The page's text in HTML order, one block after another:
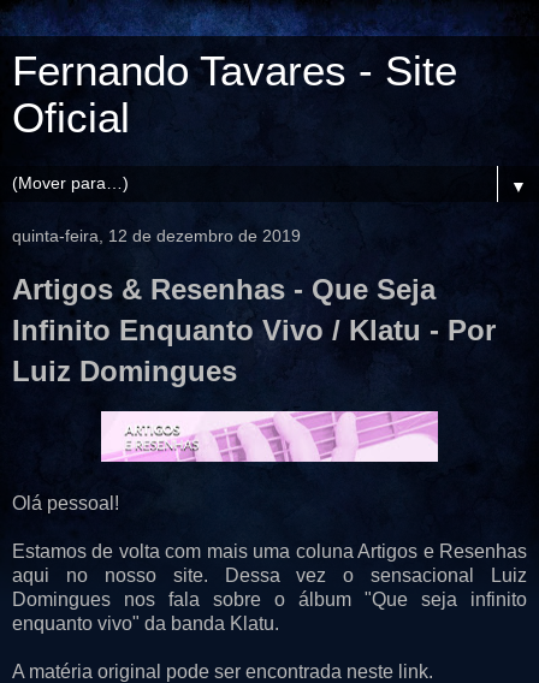
Fernando Tavares - Site
Oficial
▼
quinta-feira, 12 de dezembro de 2019
Artigos & Resenhas - Que Seja
Infinito Enquanto Vivo / Klatu - Por
Luiz Domingues
Olá pessoal!
Estamos de volta com mais uma coluna Artigos e Resenhas
aqui no nosso site. Dessa vez o sensacional Luiz
Domingues nos fala sobre o álbum "Que seja infinito
enquanto vivo" da banda Klatu.
A matéria original pode ser encontrada neste link.